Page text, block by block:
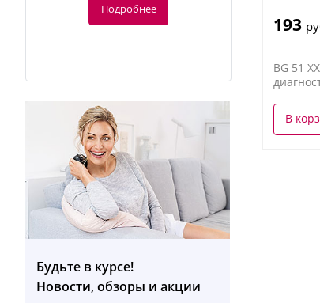
Подробнее
99руб.
MG 24 массажер для тела
Будьте в курсе!
Новости, обзоры и акции
193
BG 51
В